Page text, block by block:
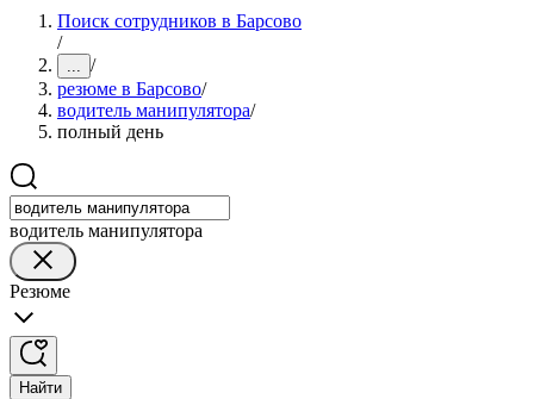
Поиск сотрудников в Барсово
/
... /
резюме в Барсово/
водитель манипулятора/
полный день
водитель манипулятора
Резюме
Найти